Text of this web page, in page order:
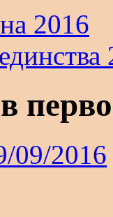
2016
09/2016